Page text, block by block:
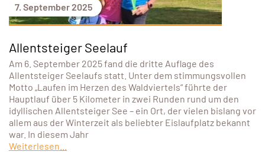
7. September 2025
Allentsteiger Seelauf
Am 6. September 2025 fand die dritte Auflage des
Allentsteiger Seelaufs statt. Unter dem stimmungsvollen
Motto „Laufen im Herzen des Waldviertels“ führte der
Hauptlauf über 5 Kilometer in zwei Runden rund um den
idyllischen Allentsteiger See – ein Ort, der vielen bislang vor
allem aus der Winterzeit als beliebter Eislaufplatz bekannt
war. In diesem Jahr
Weiterlesen...